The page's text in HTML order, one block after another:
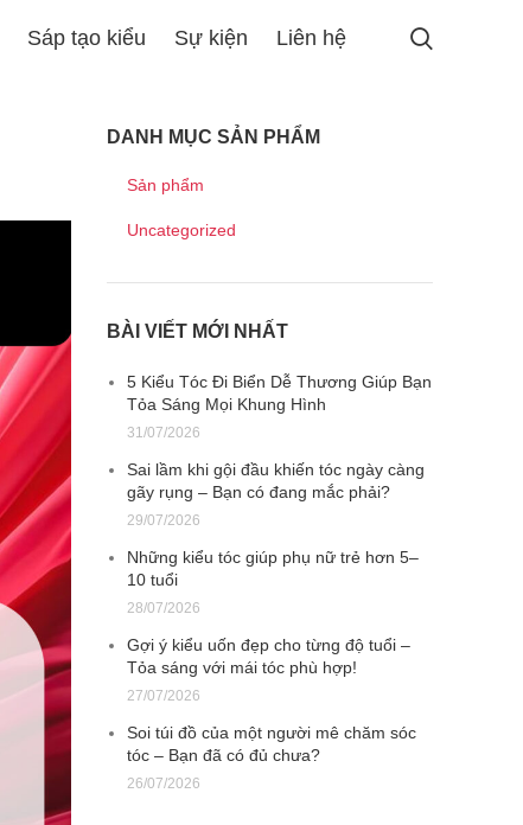
Sáp tạo kiểu Sự kiện Liên hệ
DANH MỤC SẢN PHẨM
Sản phẩm
Uncategorized
BÀI VIẾT MỚI NHẤT
5 Kiểu Tóc Đi Biển Dễ Thương Giúp Bạn
Tỏa Sáng Mọi Khung Hình
31/07/2026
Sai lầm khi gội đầu khiến tóc ngày càng
gãy rụng – Bạn có đang mắc phải?
29/07/2026
Những kiểu tóc giúp phụ nữ trẻ hơn 5–
10 tuổi
28/07/2026
Gợi ý kiểu uốn đẹp cho từng độ tuổi –
Tỏa sáng với mái tóc phù hợp!
27/07/2026
Soi túi đồ của một người mê chăm sóc
tóc – Bạn đã có đủ chưa?
26/07/2026